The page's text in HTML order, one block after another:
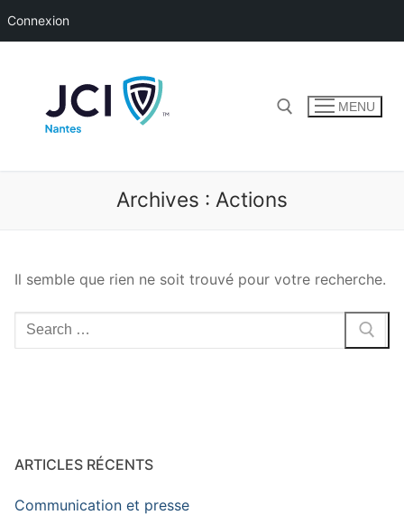
Connexion
MENU
Archives : Actions
Il semble que rien ne soit trouvé pour votre recherche.
Rechercher
:
ARTICLES RÉCENTS
Communication et presse